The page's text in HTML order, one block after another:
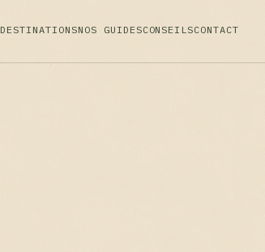
DESTINATIONSNOS GUIDESCONSEILSCONTACT